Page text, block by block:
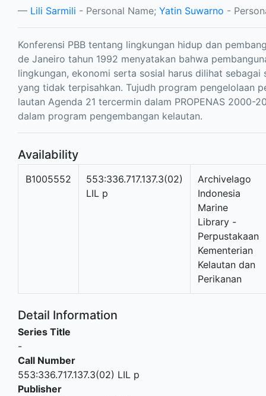
Lili Sarmili - Personal Name; Yatin Suwarno -
Konferensi PBB tentang lingkungan hidup dan
de Janeiro tahun 1992 menyatakan bahwa
lingkungan, ekonomi serta sosial harus dilihat sebagai
yang tidak terpisahkan. Tujudh program pengelolaan
lautan Agenda 21 tercermin dalam PROPENAS 2000-
dalam program pengembangan kelautan.
Availability
B1005552
553:336.717.137.3(02)
LIL p
Archivelago
Indonesia
Marine
Library -
Perpustakaan
Kementerian
Kelautan dan
Perikanan
Detail Information
Series Title
-
Call Number
553:336.717.137.3(02) LIL p
Publisher